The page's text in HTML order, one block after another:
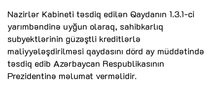
Nazirlər Kabineti təsdiq edilən Qaydanın 1.3.1-ci
yarımbəndinə uyğun olaraq, sahibkarlıq
subyektlərinin güzəştli kreditlərlə
maliyyələşdirilməsi qaydasını dörd ay müddətində
təsdiq edib Azərbaycan Respublikasının
Prezidentinə məlumat verməlidir.